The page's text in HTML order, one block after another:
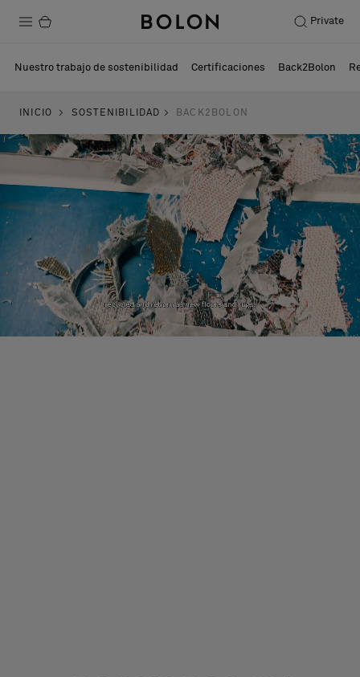
Private
Productos
Projects
Sostenibilidad
Instalación
Mantenimiento
Colaboraciones con diseñadores
Historias
FAQ
Nuestro trabajo de sostenibilidad Certificaciones Back2Bolon
INICIO SOSTENIBILIDAD BACK2BOLON